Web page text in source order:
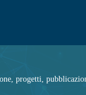
progetti,